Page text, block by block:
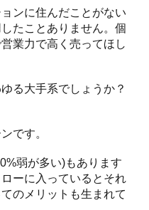
ンに住んだことがない
たことありません。個
業力で高く売ってほし
る大手系でしょうか？
です。
弱が多い)もあります
ーに入っているとそれ
のメリットも生まれて